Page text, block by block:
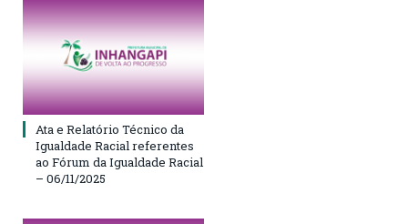
Ata e Relatório Técnico da
Igualdade Racial referentes
ao Fórum da Igualdade Racial
– 06/11/2025